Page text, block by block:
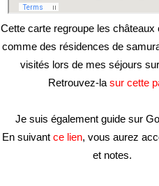
Cette carte regroupe les châteaux
comme des résidences de
visités lors de mes séjours
Retrouvez-la sur cette
Je suis également guide sur
En suivant ce lien, vous aurez
et notes.